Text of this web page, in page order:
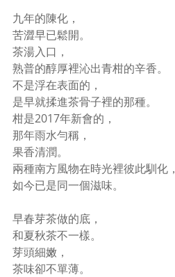
九年的陳化，
苦澀早已鬆開。
茶湯入口，
熟普的醇厚裡沁出青柑的辛香。
不是浮在表面的，
是早就揉進茶骨子裡的那種。
柑是2017年新會的，
那年雨水勻稱，
果香清潤。
兩種南方風物在時光裡彼此馴化，
如今已是同一個滋味。
早春芽茶做的底，
和夏秋茶不一樣。
芽頭細嫩，
茶味卻不單薄。